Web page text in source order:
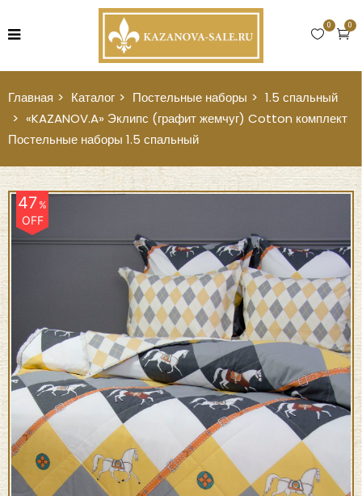
0
0
Главная Каталог Постельные наборы
1.5 спальный
«KAZANOV.A» Эклипс (графит жемчуг) Cotton комплект
Постельные наборы 1.5 спальный
47%
OFF